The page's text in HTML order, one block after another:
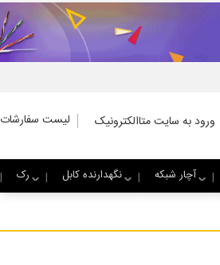
ورود به سایت متاالکترونیک لیست سفارشات
رک نگهدارنده کابل آچار شبکه